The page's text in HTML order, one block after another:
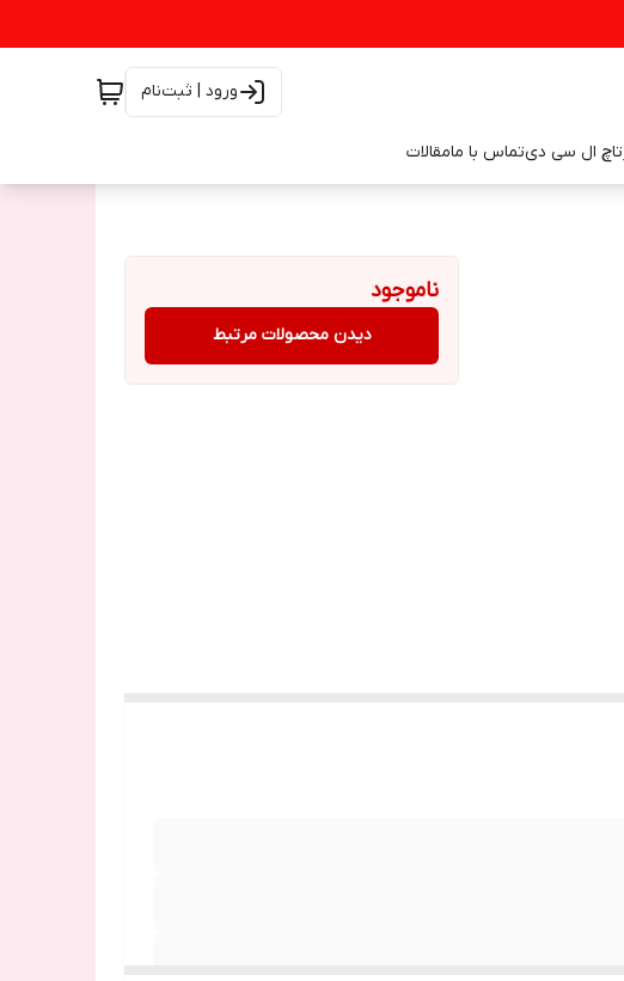
ورود | ثبت‌نام
تاچ ال سی دیتماس با مامقالات
ناموجود
دیدن محصولات مرتبط